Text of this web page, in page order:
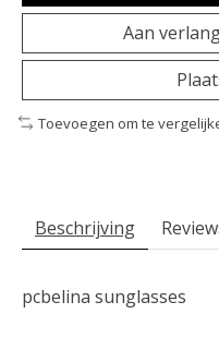
Aan
Toevoegen om te
Beschrijving
pcbelina sunglasses